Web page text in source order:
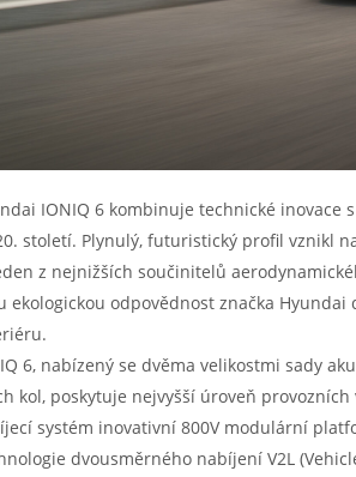
IONIQ 6 kombinuje technické
století. Plynulý, futuristický profil vznikl
z nejnižších součinitelů
ekologickou odpovědnost značka
6, nabízený se dvěma velikostmi sady
kol, poskytuje nejvyšší úroveň
systém inovativní 800V modulární
dvousměrného nabíjení V2L